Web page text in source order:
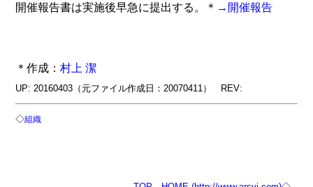
開催報告書は実施後早急に提出する。＊ →開催報告
＊作成：村上 潔
UP: 20160403（元ファイル作成日：20070411） REV:
◇組織